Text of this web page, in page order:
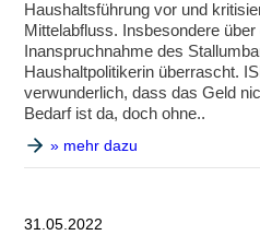
Haushaltsführung vor und
Mittelabfluss. Insbesondere über
Inanspruchnahme des
Haushaltpolitikerin überrascht.
verwunderlich, dass das Geld
Bedarf ist da, doch ohne..
» mehr dazu
31.05.2022